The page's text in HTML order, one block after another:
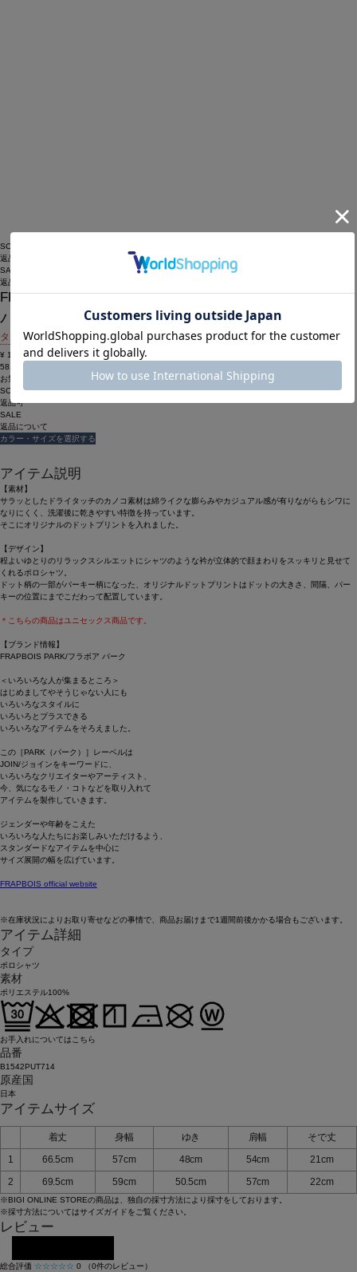
SOLDOUT
返品可
SALE
返品について
FRAPBOIS PARK
パークドットポロ
タイムセール価格(2026年8月12日 09:59まで)
¥ 14,300 ¥ 6,435
(税込)
58ポイント還元 (BIGIポイント)
お気に入りアイテム登録数：14
SOLDOUT
返品可
SALE
返品について
カラー・サイズを選択する
アイテム説明
【素材】
サラッとしたドライタッチのカノコ素材は綿ライクな膨らみやカジュアル感が有りながらもシワに
なりにくく、洗濯後に乾きやすい特徴を持っています。
そこにオリジナルのドットプリントを入れました。
【デザイン】
程よいゆとりのリラックスシルエットにシャツのような衿が立体的で顔まわりをスッキリと見せて
くれるポロシャツ。
ドット柄の一部がパーキー柄になった、オリジナルドットプリントはドットの大きさ、間隔、パー
キーの位置にまでこだわって配置しています。
＊こちらの商品はユニセックス商品です。
【ブランド情報】
FRAPBOIS PARK/フラボア パーク
＜いろいろな人が集まるところ＞
はじめましてやそうじゃない人にも
いろいろなスタイルに
いろいろとプラスできる
いろいろなアイテムをそろえました。
この［PARK（パーク）］レーベルは
JOIN/ジョインをキーワードに、
いろいろなクリエイターやアーティスト、
今、気になるモノ・コトなどを取り入れて
アイテムを製作していきます。
ジェンダーや年齢をこえた
いろいろな人たちにお楽しみいただけるよう、
スタンダードなアイテムを中心に
サイズ展開の幅を広げています。
FRAPBOIS official website
※在庫状況によりお取り寄せなどの事情で、商品お届けまで1週間前後かかる場合もございます。
アイテム詳細
タイプ
ポロシャツ
素材
ポリエステル100%
お手入れについてはこちら
品番
B1542PUT714
原産国
日本
アイテムサイズ
着丈 身幅 ゆき 肩幅
そで丈
1
66.5cm 57cm 48cm 54cm
21cm
2
69.5cm 59cm 50.5cm 57cm 22cm
※BIGI ONLINE STOREの商品は、独自の採寸方法により採寸をしております。
※採寸方法についてはサイズガイドをご覧ください。
レビュー
総合評価 ☆☆☆☆☆ 0 （0件のレビュー）